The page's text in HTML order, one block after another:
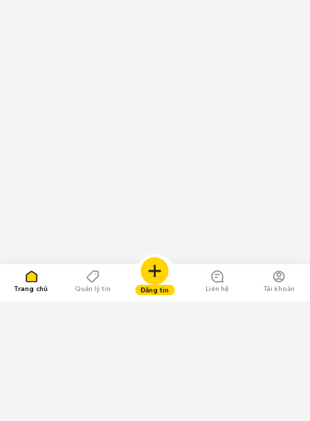
Trang chủ Quản lý tin Đăng tin Liên hệ Tài khoản